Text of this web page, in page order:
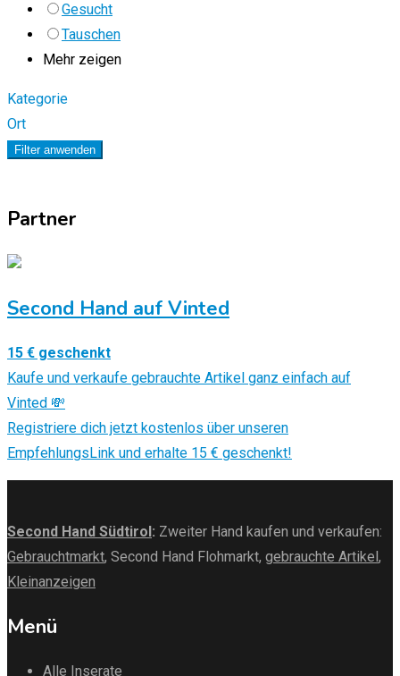
Gesucht
Tauschen
Mehr zeigen
Kategorie
Ort
Filter anwenden
Partner
Second Hand auf Vinted
15 € geschenkt
Kaufe und verkaufe gebrauchte Artikel ganz einfach auf
Vinted 💸
Registriere dich jetzt kostenlos über unseren
EmpfehlungsLink und erhalte 15 € geschenkt!
Second Hand Südtirol : Zweiter Hand kaufen und verkaufen:
Gebrauchtmarkt, Second Hand Flohmarkt, gebrauchte Artikel ,
Kleinanzeigen
Menü
Alle Inserate